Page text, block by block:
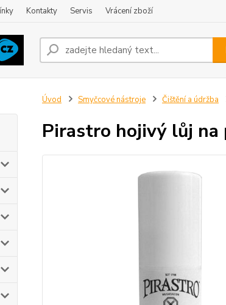
Kontakty Servis Vrácení zboží
Úvod Smyčcové nástroje Čištění a údržba
Pirastro hojivý lůj na